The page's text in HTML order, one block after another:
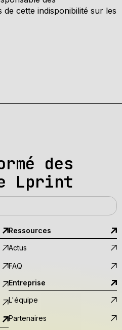
cette indisponibilité sur les
des
Lprint
Ressources
Actus
FAQ
Entreprise
L'équipe
Partenaires